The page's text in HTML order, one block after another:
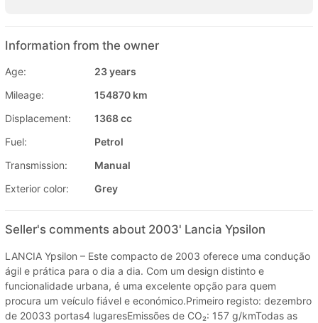
Information from the owner
Age:
23 years
Mileage:
154870 km
Displacement:
1368 cc
Fuel:
Petrol
Transmission:
Manual
Exterior color:
Grey
Seller's comments about 2003' Lancia Ypsilon
LANCIA Ypsilon – Este compacto de 2003 oferece uma condução
ágil e prática para o dia a dia. Com um design distinto e
funcionalidade urbana, é uma excelente opção para quem
procura um veículo fiável e económico.Primeiro registo: dezembro
de 20033 portas4 lugaresEmissões de CO₂: 157 g/kmTodas as